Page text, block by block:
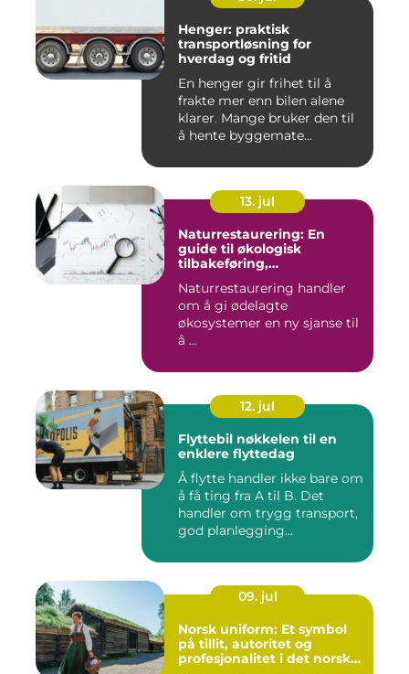
Henger: praktisk
transportløsning for
hverdag og fritid
En henger gir frihet til å
frakte mer enn bilen alene
klarer. Mange bruker den til
å hente byggemate...
13. jul
Naturrestaurering: En
guide til økologisk
tilbakeføring,
arealforvaltning
Naturrestaurering handler
om å gi ødelagte
økosystemer en ny sjanse til
å ...
12. jul
Flyttebil nøkkelen til en
enklere flyttedag
Å flytte handler ikke bare om
å få ting fra A til B. Det
handler om trygg transport,
god planlegging...
09. jul
Norsk uniform: Et symbol
på tillit, autoritet og
profesjonalitet i det norske